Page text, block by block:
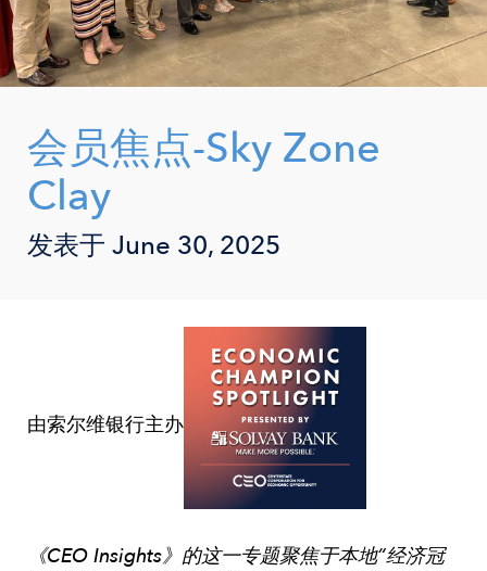
会员焦点-Sky Zone
Clay
发表于 June 30, 2025
由索尔维银行主办
《CEO Insights》的这一专题聚焦于本地“经济冠